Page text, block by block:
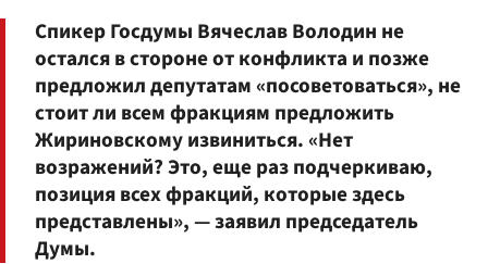
Спикер Госдумы Вячеслав Володин не
остался в стороне от конфликта и позже
предложил депутатам «посоветоваться», не
стоит ли всем фракциям предложить
Жириновскому извиниться. «Нет
возражений? Это, еще раз подчеркиваю,
позиция всех фракций, которые здесь
представлены», — заявил председатель
Думы.